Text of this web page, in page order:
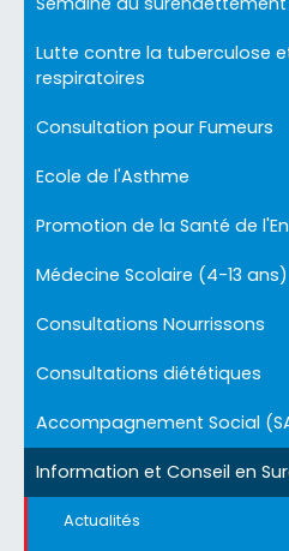
Lutte contre la tuberculose
respiratoires
Consultation pour Fumeurs
Ecole de l'Asthme
Promotion de la Santé de
Médecine Scolaire (4-13 ans)
Consultations Nourrissons
Consultations diététiques
Accompagnement Social
Information et Conseil en
Actualités